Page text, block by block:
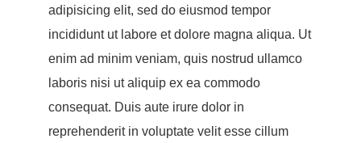
adipisicing elit, sed do eiusmod tempor
incididunt ut labore et dolore magna aliqua. Ut
enim ad minim veniam, quis nostrud ullamco
laboris nisi ut aliquip ex ea commodo
consequat. Duis aute irure dolor in
reprehenderit in voluptate velit esse cillum